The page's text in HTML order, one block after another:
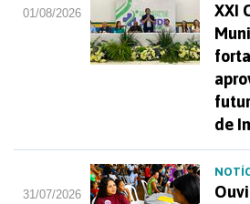
01/08/2026
XXI
de
31/07/2026